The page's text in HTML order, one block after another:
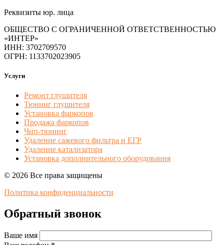
Реквизиты юр. лица
ОБЩЕСТВО С ОГРАНИЧЕННОЙ ОТВЕТСТВЕННОСТЬЮ
«ИНТЕР»
ИНН: 3702709570
ОГРН: 1133702023905
Услуги
Ремонт глушителя
Тюнинг глушителя
Установка фаркопов
Продажа фаркопов
Чип-тюнинг
Удаление сажевого фильтра и ЕГР
Удаление катализатора
Установка дополнительного оборудования
© 2026 Все права защищены
Политика конфиденциальности
Обратный звонок
Ваше имя